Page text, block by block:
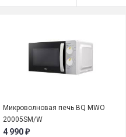
Микроволновая печь BQ MWO
20005SM/W
4 990 ₽